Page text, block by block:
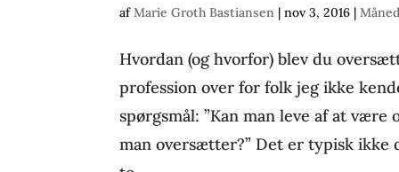
afMarie Groth Bastiansen |nov 3, 2016 |
Hvordan (og hvorfor) blev du
profession over for folk jeg ikke
spørgsmål: ”Kan man leve af at
man oversætter?” Det er typisk ikke